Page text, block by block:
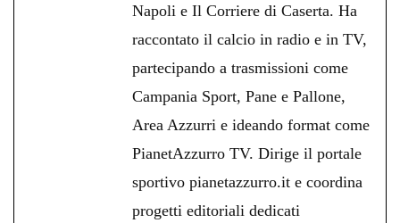
Napoli e Il Corriere di Caserta. Ha
raccontato il calcio in radio e in TV,
partecipando a trasmissioni come
Campania Sport, Pane e Pallone,
Area Azzurri e ideando format come
PianetAzzurro TV. Dirige il portale
sportivo pianetazzurro.it e coordina
progetti editoriali dedicati